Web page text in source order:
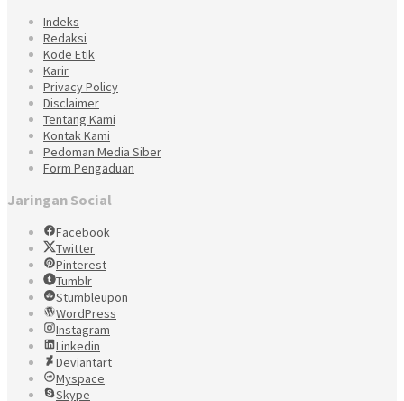
Indeks
Redaksi
Kode Etik
Karir
Privacy Policy
Disclaimer
Tentang Kami
Kontak Kami
Pedoman Media Siber
Form Pengaduan
Jaringan Social
Facebook
Twitter
Pinterest
Tumblr
Stumbleupon
WordPress
Instagram
Linkedin
Deviantart
Myspace
Skype